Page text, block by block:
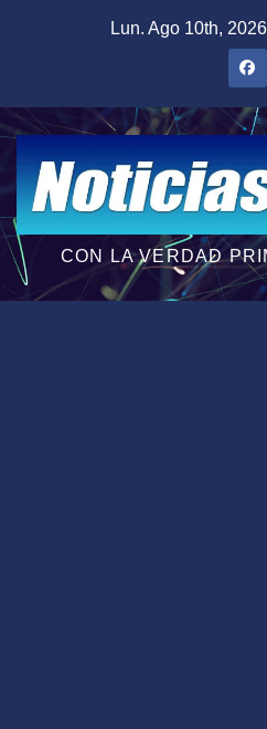
Lun. Ago 10th, 2026
CON LA VERDAD